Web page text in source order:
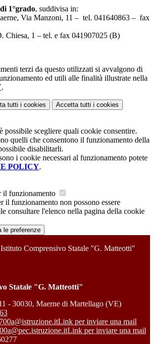
1°grado, suddivisa in:
Via Manzoni, 11 – tel. 041640863 – fax
Chiesa, 1 – tel. e fax 041907025 (B)
terzi da questo utilizzati si avvalgono di
ed utili alle finalità illustrate nella
.
tutti i cookies Accetta tutti i cookies
possibile scegliere quali cookie consentire.
quelli che consentono il funzionamento della
disabilitarli.
i cookie necessari al funzionamento potete
POLICY.
il funzionamento
il funzionamento non possono essere
consultare l'elenco nella pagina della cookie
le preferenze
Istituto Comprensivo Statale "G. Matteotti"
Statale "G. Matteotti"
- 30030, Maerne di Martellago (VE)
Link per inviare una mail
Link per inviare una mail